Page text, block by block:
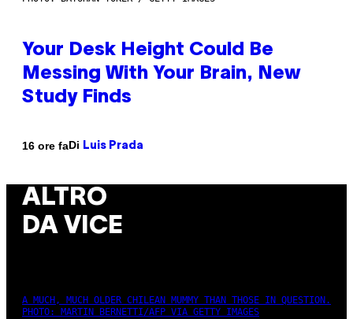
Your Desk Height Could Be
Messing With Your Brain, New
Study Finds
16 ore faDi Luis Prada
ALTRO
DA VICE
A MUCH, MUCH OLDER CHILEAN MUMMY THAN THOSE IN QUESTION.
PHOTO: MARTIN BERNETTI/AFP VIA GETTY IMAGES